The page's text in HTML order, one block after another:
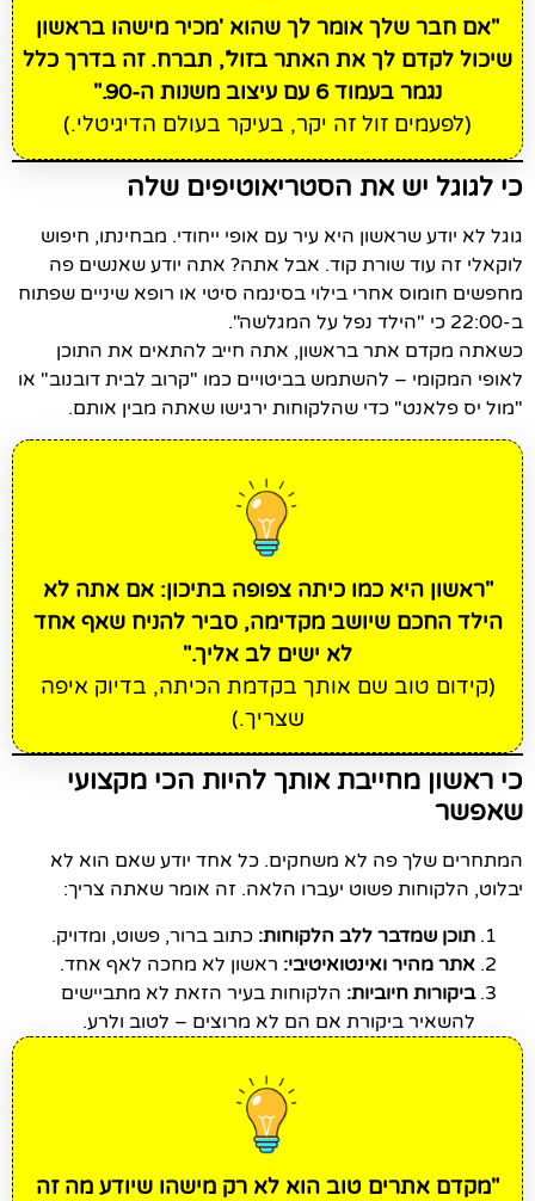
"אם חבר שלך אומר לך שהוא 'מכיר מישהו בראשון
שיכול לקדם לך את האתר בזול', תברח. זה בדרך כלל
נגמר בעמוד 6 עם עיצוב משנות ה-90."
(לפעמים זול זה יקר, בעיקר בעולם הדיגיטלי.)
כי לגוגל יש את הסטריאוטיפים שלה
גוגל לא יודע שראשון היא עיר עם אופי ייחודי. מבחינתו, חיפוש
לוקאלי זה עוד שורת קוד. אבל אתה? אתה יודע שאנשים פה
מחפשים חומוס אחרי בילוי בסינמה סיטי או רופא שיניים שפתוח
ב-22:00 כי "הילד נפל על המגלשה".
כשאתה מקדם אתר בראשון, אתה חייב להתאים את התוכן
לאופי המקומי – להשתמש בביטויים כמו "קרוב לבית דובנוב" או
"מול יס פלאנט" כדי שהלקוחות ירגישו שאתה מבין אותם.
"ראשון היא כמו כיתה צפופה בתיכון: אם אתה לא
הילד החכם שיושב מקדימה, סביר להניח שאף אחד
לא ישים לב אליך."
(קידום טוב שם אותך בקדמת הכיתה, בדיוק איפה
שצריך.)
כי ראשון מחייבת אותך להיות הכי מקצועי
שאפשר
המתחרים שלך פה לא משחקים. כל אחד יודע שאם הוא לא
יבלוט, הלקוחות פשוט יעברו הלאה. זה אומר שאתה צריך:
תוכן שמדבר ללב הלקוחות: כתוב ברור, פשוט, ומדויק.
אתר מהיר ואינטואיטיבי: ראשון לא מחכה לאף אחד.
ביקורות חיוביות: הלקוחות בעיר הזאת לא מתביישים
להשאיר ביקורת אם הם לא מרוצים – לטוב ולרע.
"מקדם אתרים טוב הוא לא רק מישהו שיודע מה זה